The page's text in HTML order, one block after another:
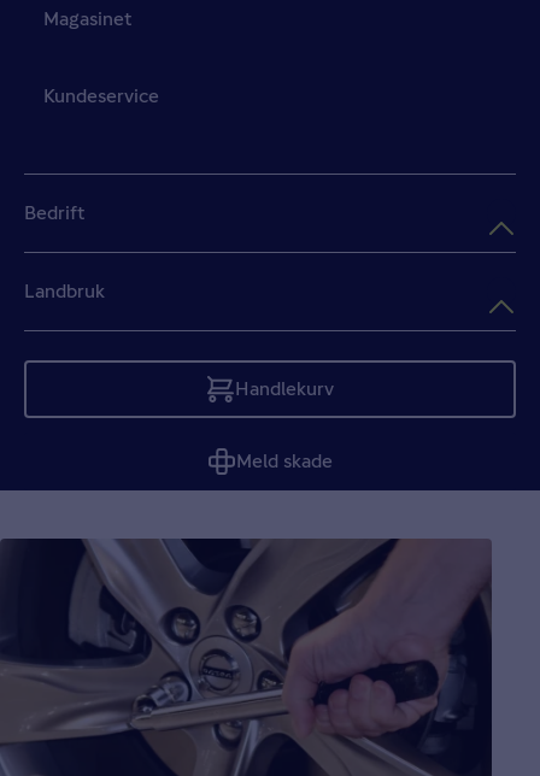
Magasinet
Kundeservice
Bedrift
Landbruk
Handlekurv
Tom
Meld skade